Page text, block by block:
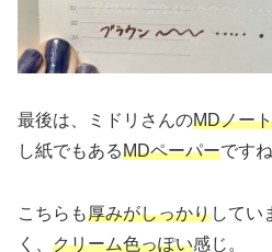
最後は、ミドリさんのMDノー
し紙でもあるMDペーパーです
こちらも厚みがしっかりしてい
く、 クリーム色っぽい感じ。